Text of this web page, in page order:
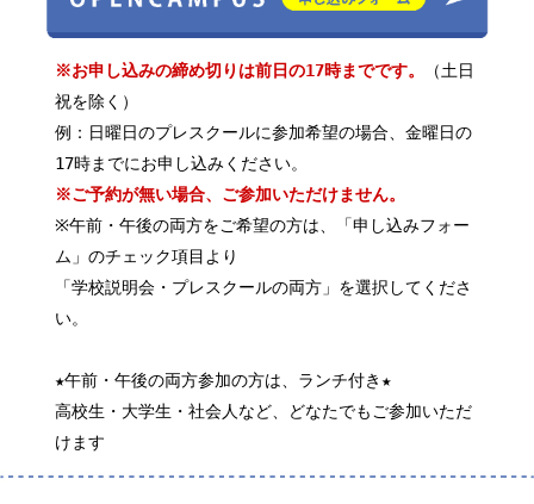
※お申し込みの締め切りは前日の17時までです。
（土日
祝を除く）
例：日曜日のプレスクールに参加希望の場合、金曜日の
17時までにお申し込みください。
※ご予約が無い場合、ご参加いただけません。
※午前・午後の両方をご希望の方は、「申し込みフォー
ム」のチェック項目より
「学校説明会・プレスクールの両方」を選択してくださ
い。
★午前・午後の両方参加の方は、ランチ付き★
高校生・大学生・社会人など、どなたでもご参加いただ
けます